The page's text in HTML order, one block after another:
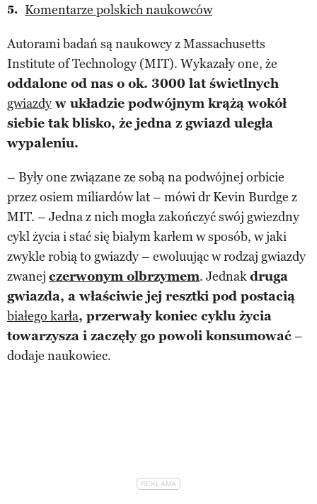
Komentarze polskich naukowców
Autorami badań są naukowcy z Massachusetts
Institute of Technology (MIT). Wykazały one, że
oddalone od nas o ok. 3000 lat świetlnych
gwiazdy w układzie podwójnym krążą wokół
siebie tak blisko, że jedna z gwiazd uległa
wypaleniu.
– Były one związane ze sobą na podwójnej orbicie
przez osiem miliardów lat – mówi dr Kevin Burdge z
MIT. – Jedna z nich mogła zakończyć swój gwiezdny
cykl życia i stać się białym karłem w sposób, w jaki
zwykle robią to gwiazdy – ewoluując w rodzaj gwiazdy
zwanej czerwonym olbrzymem. Jednakdruga
gwiazda, a właściwie jej resztki pod postacią
białego karła, przerwały koniec cyklu życia
towarzysza i zaczęły go powoli konsumować–
dodaje naukowiec.